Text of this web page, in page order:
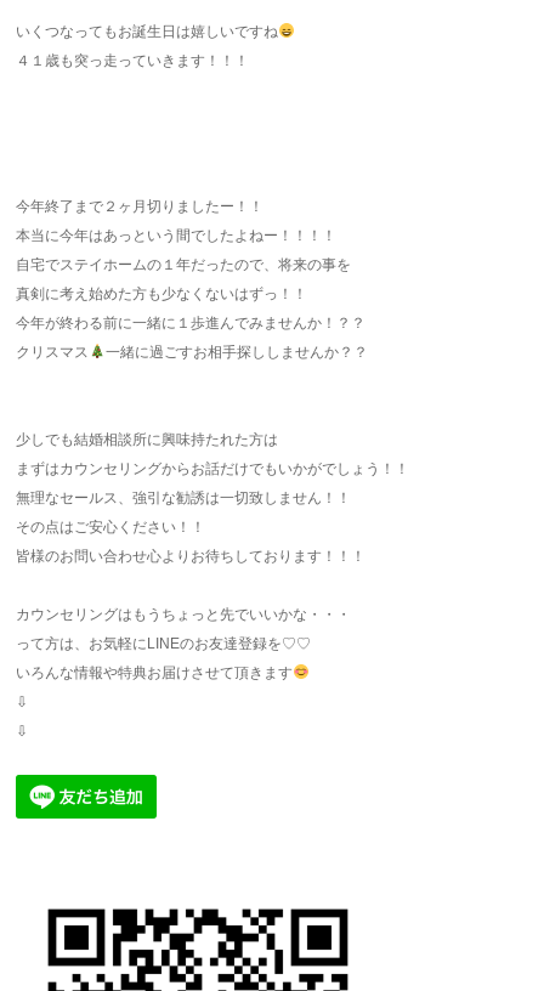
いくつなってもお誕生日は嬉しいですね
４１歳も突っ走っていきます！！！
今年終了まで２ヶ月切りましたー！！
本当に今年はあっという間でしたよねー！！！！
自宅でステイホームの１年だったので、将来の事を
真剣に考え始めた方も少なくないはずっ！！
今年が終わる前に一緒に１歩進んでみませんか！？？
クリスマス
一緒に過ごすお相手探ししませんか？？
少しでも結婚相談所に興味持たれた方は
まずはカウンセリングからお話だけでもいかがでしょう！！
無理なセールス、強引な勧誘は一切致しません！！
その点はご安心ください！！
皆様のお問い合わせ心よりお待ちしております！！！
カウンセリングはもうちょっと先でいいかな・・・
って方は、お気軽にLINEのお友達登録を♡♡
いろんな情報や特典お届けさせて頂きます
⇩
⇩